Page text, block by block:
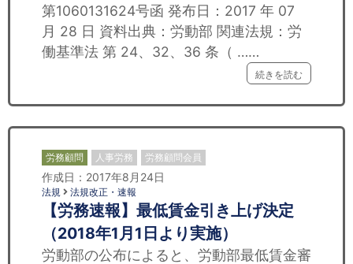
第1060131624号函 発布日：2017 年 07
月 28 日 資料出典：労動部 関連法規：労
働基準法 第 24、32、36 条（ ……
続きを読む
労務顧問 人事労務 労務顧問会員
作成日：2017年8月24日
法規 法規改正・速報
【労務速報】最低賃金引き上げ決定
（2018年1月1日より実施）
労動部の公布によると、労動部最低賃金審